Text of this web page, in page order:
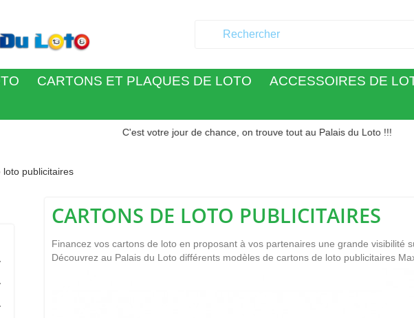
CARTONS ET PLAQUES DE LOTO ACCESSOIRES DE
C'est votre jour de chance, on trouve tout au Palais du Loto !!!
loto publicitaires
CARTONS DE LOTO PUBLICITAIRES
Financez vos cartons de loto en proposant à vos partenaires une grande visibilité
Découvrez au Palais du Loto différents modèles de cartons de loto publicitaires